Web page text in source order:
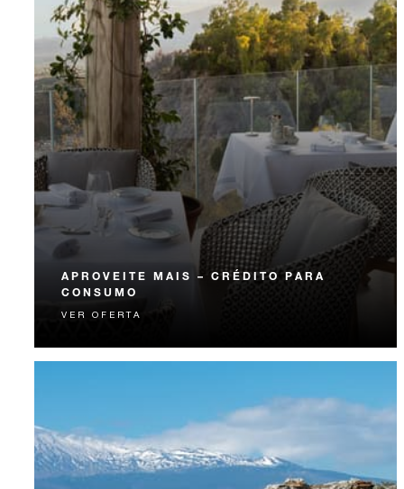
APROVEITE MAIS – CRÉDITO PARA
CONSUMO
Experimente algo inesquecível com crédito para você
VER OFERTA